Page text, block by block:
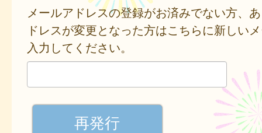
メールアドレスの登録がお済みでない方、
ドレスが変更となった方はこちらに新しい
入力してください。